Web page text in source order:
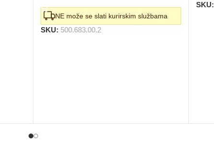
NE može se slati kurirskim službama
SKU: 500.683.00.2
SKU: